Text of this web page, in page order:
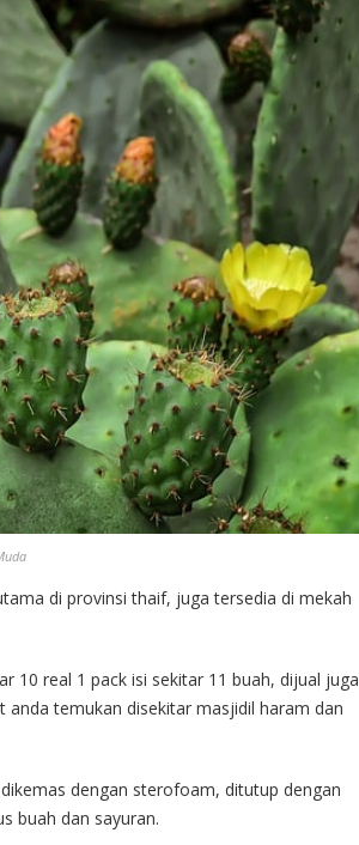
di provinsi thaif, juga tersedia di mekah
10 real 1 pack isi sekitar 11 buah, dijual juga
temukan disekitar masjidil haram dan
dengan sterofoam, ditutup dengan
buah dan sayuran.